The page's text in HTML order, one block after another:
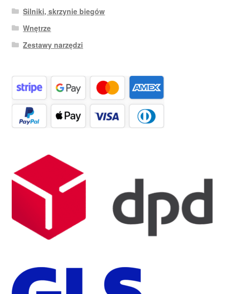
Silniki, skrzynie biegów
Wnętrze
Zestawy narzędzi